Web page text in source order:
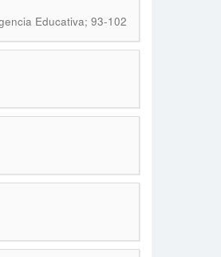
Educativa; 93-102